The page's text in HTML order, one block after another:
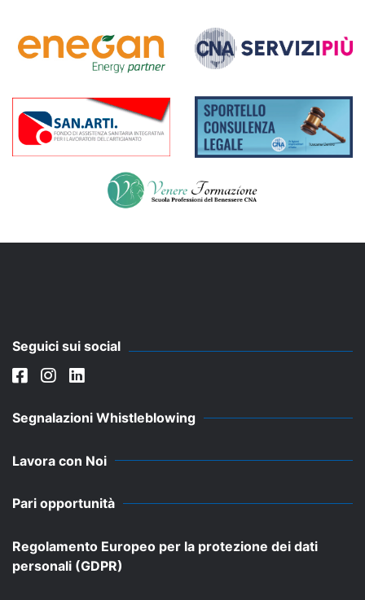
Seguici sui social
Segnalazioni Whistleblowing
Lavora con Noi
Pari opportunità
Regolamento Europeo per la protezione dei dati
personali (GDPR)